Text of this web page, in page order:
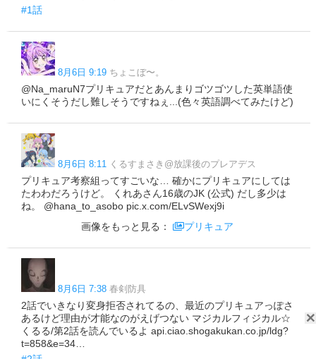
#1話
8月6日 9:19 ちょこぼ〜。
@Na_maruN7プリキュアだとあんまりゴツゴツした英単語使
いにくそうだし難しそうですねぇ...(色々英語調べてみたけど)
8月6日 8:11 くるすまさき@放課後のプレアデス
プリキュア考察組ってすごいな… 確かにプリキュアにしては
たわわだろうけど。 くれあさん16歳のJK (公式) だし多少は
ね。 @hana_to_asobo pic.x.com/ELvSWexj9i
画像をもっと見る：
プリキュア
8月6日 7:38 春剣防具
2話でいきなり変身拒否されてるの、最近のプリキュアっぽさ
あるけど理由が才能なのがえげつない マジカルフィジカル☆
くるる/第2話を読んでいるよ api.ciao.shogakukan.co.jp/ldg?
t=858&e=34…